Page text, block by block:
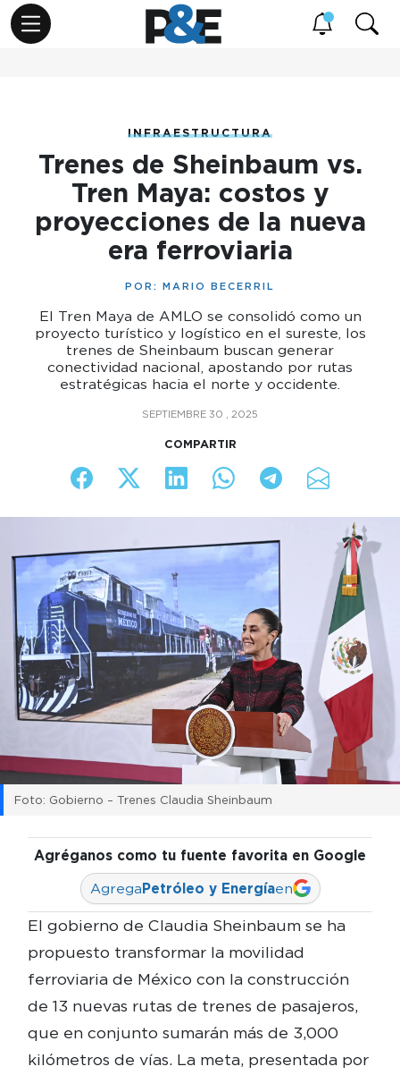
INFRAESTRUCTURA
Trenes de Sheinbaum vs.
Tren Maya: costos y
proyecciones de la nueva
era ferroviaria
POR: MARIO BECERRIL
El Tren Maya de AMLO se consolidó como un
proyecto turístico y logístico en el sureste, los
trenes de Sheinbaum buscan generar
conectividad nacional, apostando por rutas
estratégicas hacia el norte y occidente.
SEPTIEMBRE 30 , 2025
COMPARTIR
Foto: Gobierno – Trenes Claudia Sheinbaum
Agréganos como tu fuente favorita en Google
AgregaPetróleo y Energíaen
El gobierno de Claudia Sheinbaum se ha
propuesto transformar la movilidad
ferroviaria de México con la construcción
de 13 nuevas rutas de trenes de pasajeros,
que en conjunto sumarán más de 3,000
kilómetros de vías. La meta, presentada por